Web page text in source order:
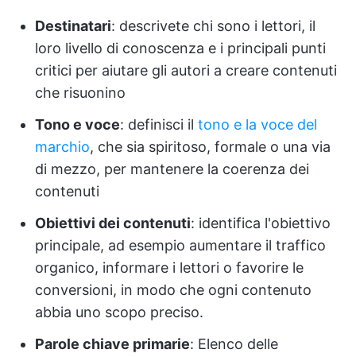
Destinatari: descrivete chi sono i lettori, il
loro livello di conoscenza e i principali punti
critici per aiutare gli autori a creare contenuti
che risuonino
Tono e voce: definisci il tono e la voce del
marchio, che sia spiritoso, formale o una via
di mezzo, per mantenere la coerenza dei
contenuti
Obiettivi dei contenuti: identifica l'obiettivo
principale, ad esempio aumentare il traffico
organico, informare i lettori o favorire le
conversioni, in modo che ogni contenuto
abbia uno scopo preciso.
Parole chiave primarie: Elenco delle